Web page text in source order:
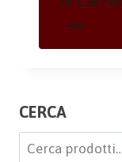
CERCA
Cerca: